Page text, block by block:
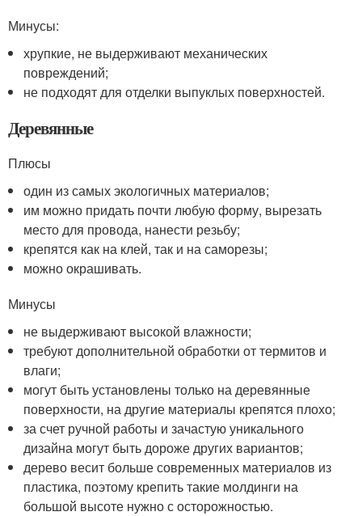
Минусы:
хрупкие, не выдерживают механических
повреждений;
не подходят для отделки выпуклых поверхностей.
Деревянные
Плюсы
один из самых экологичных материалов;
им можно придать почти любую форму, вырезать
место для провода, нанести резьбу;
крепятся как на клей, так и на саморезы;
можно окрашивать.
Минусы
не выдерживают высокой влажности;
требуют дополнительной обработки от термитов и
влаги;
могут быть установлены только на деревянные
поверхности, на другие материалы крепятся плохо;
за счет ручной работы и зачастую уникального
дизайна могут быть дороже других вариантов;
дерево весит больше современных материалов из
пластика, поэтому крепить такие молдинги на
большой высоте нужно с осторожностью.